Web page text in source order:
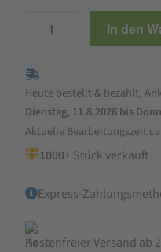
Hausmischung
mit
Perlmais
und
Leinsamen
25
Menge
In den
Heute bestellt & bezahlt,
Dienstag, 11.8.2026 bis
Aktuelle Bearbeitungszeit
1000+Stück verkauft
Express-
Kostenfreier Versand ab